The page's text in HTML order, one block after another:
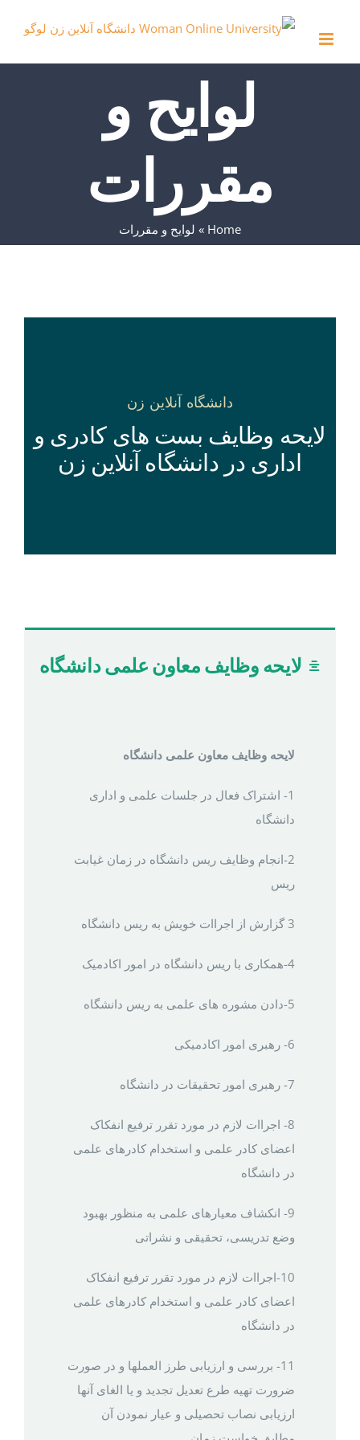
content
لوایح و
مقررات
Home
» لوایح و مقررات
دانشگاه آنلاین زن
لایحه وظایف بست های کادری و
اداری در دانشگاه آنلاین زن
لایحه وظايف معاون علمی دانشگاه
لایحه وظايف معاون علمی دانشگاه
1- اشتراک فعال در جلسات علمی و اداری
دانشگاه
2-انجام وظایف ریس دانشگاه در زمان غیابت
ریس
3 گزارش از اجراات خویش به ریس دانشگاه
4-همکاری با ریس دانشگاه در امور اکادمیک
5-دادن مشوره های علمی به ریس دانشگاه
6- رهبری امور اکادمیکی
7- رهبری امور تحقیقات در دانشگاه
8- اجراات لازم در مورد تقرر ترفیع انفکاک
اعضای کادر علمی و استخدام کادرهای علمی
در دانشگاه
9- انکشاف معیارهای علمی به منظور بهبود
وضع تدریسی، تحقیقی و نشراتی
10-اجراات لازم در مورد تقرر ترفیع انفکاک
اعضای کادر علمی و استخدام کادرهای علمی
در دانشگاه
11- بررسی و ارزیابی طرز العملها و در صورت
ضرورت تهیه طرع تعديل تجدید و یا الغای آنها
ارزیابی نصاب تحصیلی و عیار نمودن آن